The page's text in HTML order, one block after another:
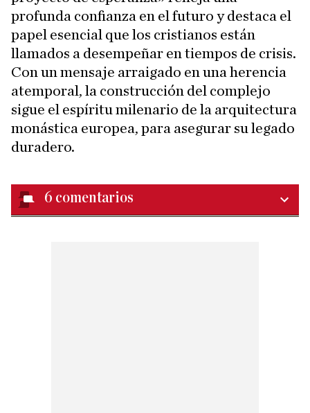
profunda confianza en el futuro y destaca el
papel esencial que los cristianos están
llamados a desempeñar en tiempos de crisis.
Con un mensaje arraigado en una herencia
atemporal, la construcción del complejo
sigue el espíritu milenario de la arquitectura
monástica europea, para asegurar su legado
duradero.
6 comentarios